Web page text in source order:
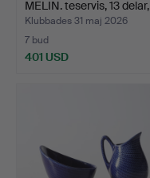
MELIN. teservis, 13 delar,
d…
Klubbades 31 maj 2026
7 bud
401 USD